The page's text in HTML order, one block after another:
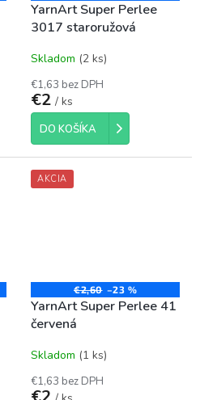
YarnArt Super Perlee
3017 staroružová
Skladom (2 ks)
€1,63 bez DPH
€2 / ks
DO KOŠÍKA
AKCIA
€2,60 –23 %
YarnArt Super Perlee 41
červená
Skladom (1 ks)
€1,63 bez DPH